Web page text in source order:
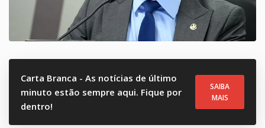
Carta Branca - As notícias de último
minuto estão sempre aqui. Fique por
dentro!
SAIBA
MAIS